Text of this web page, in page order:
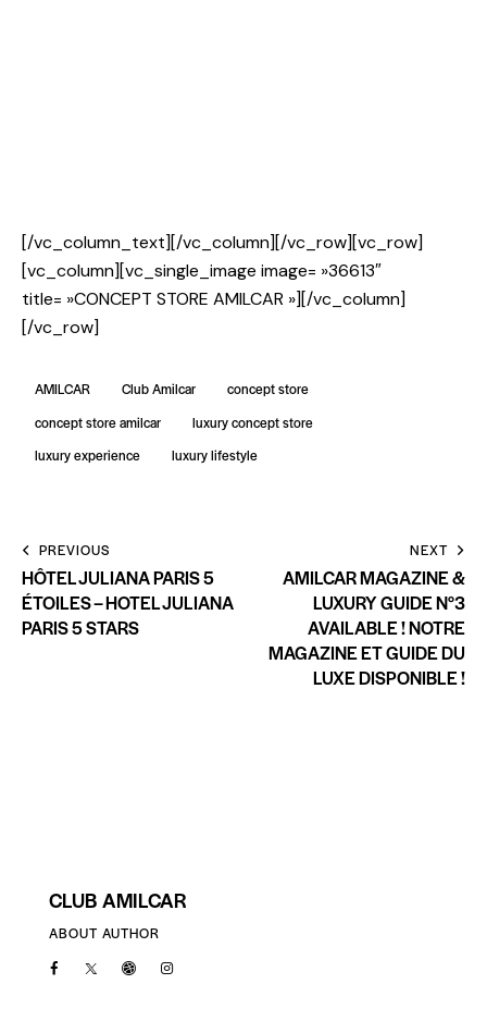
[/vc_column_text][/vc_column][/vc_row][vc_row]
[vc_column][vc_single_image image= »36613″
title= »CONCEPT STORE AMILCAR »][/vc_column]
[/vc_row]
AMILCAR Club Amilcar
concept store
concept store amilcar
luxury concept store
luxury experience
luxury lifestyle
PREVIOUS
HÔTEL JULIANA PARIS 5
ÉTOILES – HOTEL JULIANA
PARIS 5 STARS
NEXT
AMILCAR MAGAZINE &
LUXURY GUIDE N°3
AVAILABLE ! NOTRE
MAGAZINE ET GUIDE DU
LUXE DISPONIBLE !
CLUB AMILCAR
ABOUT AUTHOR